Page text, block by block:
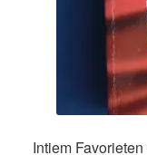
Intiem